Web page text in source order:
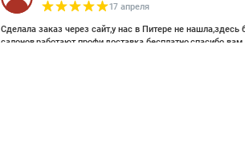
17 апреля
Сделала заказ через сайт,у нас в Питере не
салонов,работают профи,доставка бесплатно,спасибо